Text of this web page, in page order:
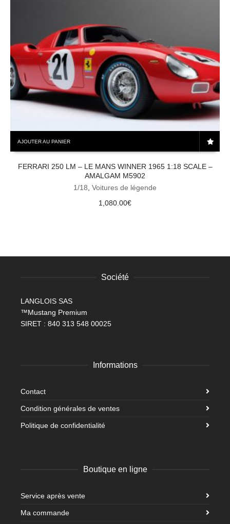
AJOUTER AU PANIER
FERRARI 250 LM – LE MANS WINNER 1965 1:18 SCALE –
AMALGAM M5902
1/18 Voitures de légende
1,080.00€
Société
LANGLOIS SAS
™Mustang Premium
SIRET : 840 313 548 00025
Informations
Contact
Condition générales de ventes
Politique de confidentialité
Boutique en ligne
Service après vente
Ma commande